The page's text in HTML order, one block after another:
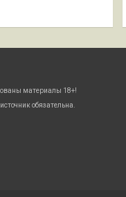
материалы 18+!
обязательна.